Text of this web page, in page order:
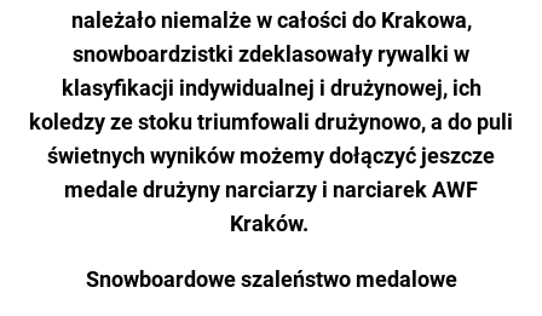
należało niemalże w całości do Krakowa,
snowboardzistki zdeklasowały rywalki w
klasyfikacji indywidualnej i drużynowej, ich
koledzy ze stoku triumfowali drużynowo, a do puli
świetnych wyników możemy dołączyć jeszcze
medale drużyny narciarzy i narciarek AWF
Kraków.
Snowboardowe szaleństwo medalowe